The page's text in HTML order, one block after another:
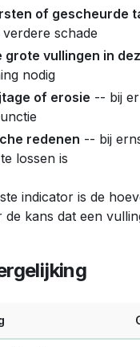
of gescheurde
schade
grote vullingen in
nodig
of erosie -- bij
redenen -- bij
lossen is
indicator is de
de kans dat een